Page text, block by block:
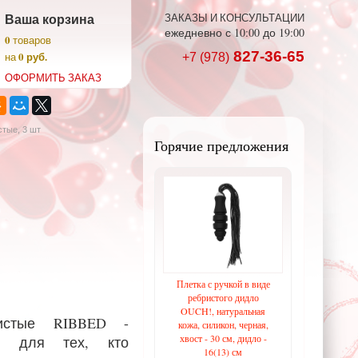
Ваша корзина
0товаров
на0 руб.
ОФОРМИТЬ ЗАКАЗ
ЗАКАЗЫ И КОНСУЛЬТАЦИИ
ежедневно с 10:00 до 19:00
+7 (978) 827-36-65
3 шт
RIBBED -
для тех, кто
Горячие предложения
Плетка с ручкой в виде
ребристого дидло
OUCH!, натуральная
кожа, силикон, черная,
хвост - 30 см, дидло -
16(13) см